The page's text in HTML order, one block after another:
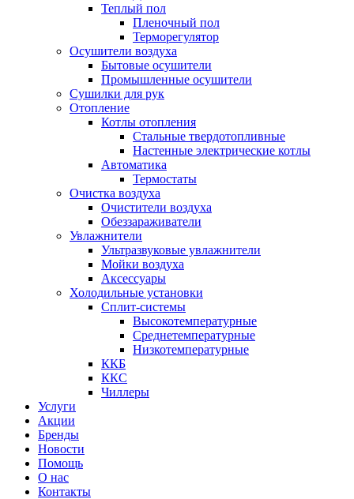
Теплый пол
Пленочный пол
Терморегулятор
Осушители воздуха
Бытовые осушители
Промышленные осушители
Сушилки для рук
Отопление
Котлы отопления
Стальные твердотопливные
Настенные электрические котлы
Автоматика
Термостаты
Очистка воздуха
Очистители воздуха
Обеззараживатели
Увлажнители
Ультразвуковые увлажнители
Мойки воздуха
Аксессуары
Холодильные установки
Сплит-системы
Высокотемпературные
Среднетемпературные
Низкотемпературные
ККБ
ККС
Чиллеры
Услуги
Акции
Бренды
Новости
Помощь
О нас
Контакты